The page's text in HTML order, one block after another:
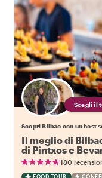
Scegli il
Scopri Bilbao con un host
Il meglio di
di Pintxos e
180
FOOD TOUR